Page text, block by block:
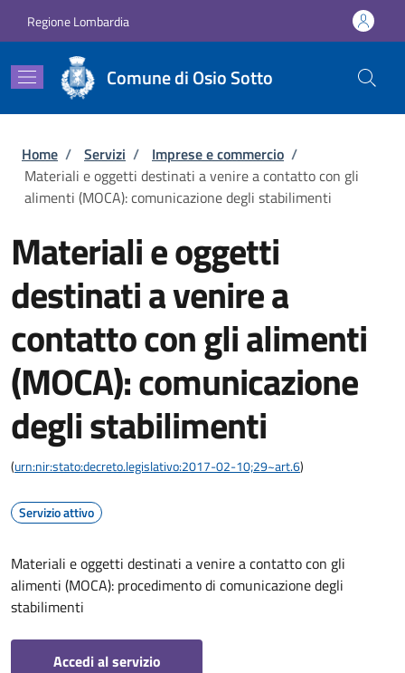
Regione Lombardia
Comune di Osio Sotto
Briciole di pane
Home / Servizi / Imprese e commercio /
Materiali e oggetti destinati a venire a contatto con gli
alimenti (MOCA): comunicazione degli stabilimenti
Materiali e oggetti
destinati a venire a
contatto con gli alimenti
(MOCA): comunicazione
degli stabilimenti
(urn:nir:stato:decreto.legislativo:2017-02-10;29~art.6)
Servizio attivo
Materiali e oggetti destinati a venire a contatto con gli
alimenti (MOCA): procedimento di comunicazione degli
stabilimenti
Accedi al servizio